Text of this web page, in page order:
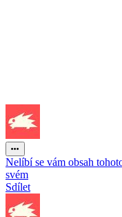
Nelíbí se vám obsah
svém
Sdílet